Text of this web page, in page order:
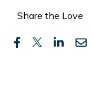
Share the Love